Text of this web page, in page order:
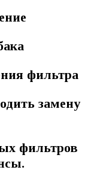
фильтра
замену
фильтров